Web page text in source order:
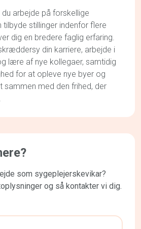
arbejde på forskellige
tilbyde stillinger indenfor flere
dig en bredere faglig erfaring.
din karriere, arbejde i
lære af nye kollegaer, samtidig
for at opleve nye byer og
sammen med den frihed, der
som sygeplejerskevikar?
og så kontakter vi dig.